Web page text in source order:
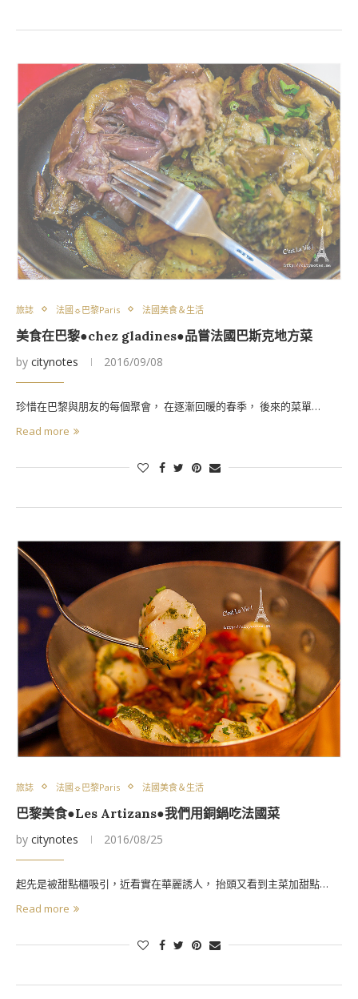
旅誌 法國☼巴黎Paris 法國美食＆生活
美食在巴黎●chez gladines●品嘗法國巴斯克地方菜
by citynotes 2016/09/08
珍惜在巴黎與朋友的每個聚會， 在逐漸回暖的春季， 後來的菜單…
Read more
旅誌 法國☼巴黎Paris 法國美食＆生活
巴黎美食●Les Artizans●我們用銅鍋吃法國菜
by citynotes 2016/08/25
起先是被甜點櫃吸引，近看實在華麗誘人， 抬頭又看到主菜加甜點…
Read more